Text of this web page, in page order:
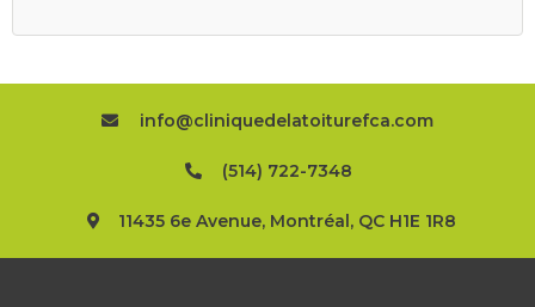
info@cliniquedelatoiturefca.com
(514) 722-7348
11435 6e Avenue, Montréal, QC H1E 1R8